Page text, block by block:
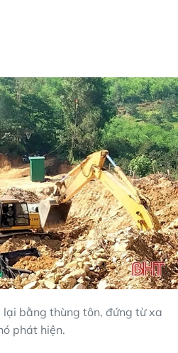
lại bằng thùng tôn, đứng từ xa
phát hiện.